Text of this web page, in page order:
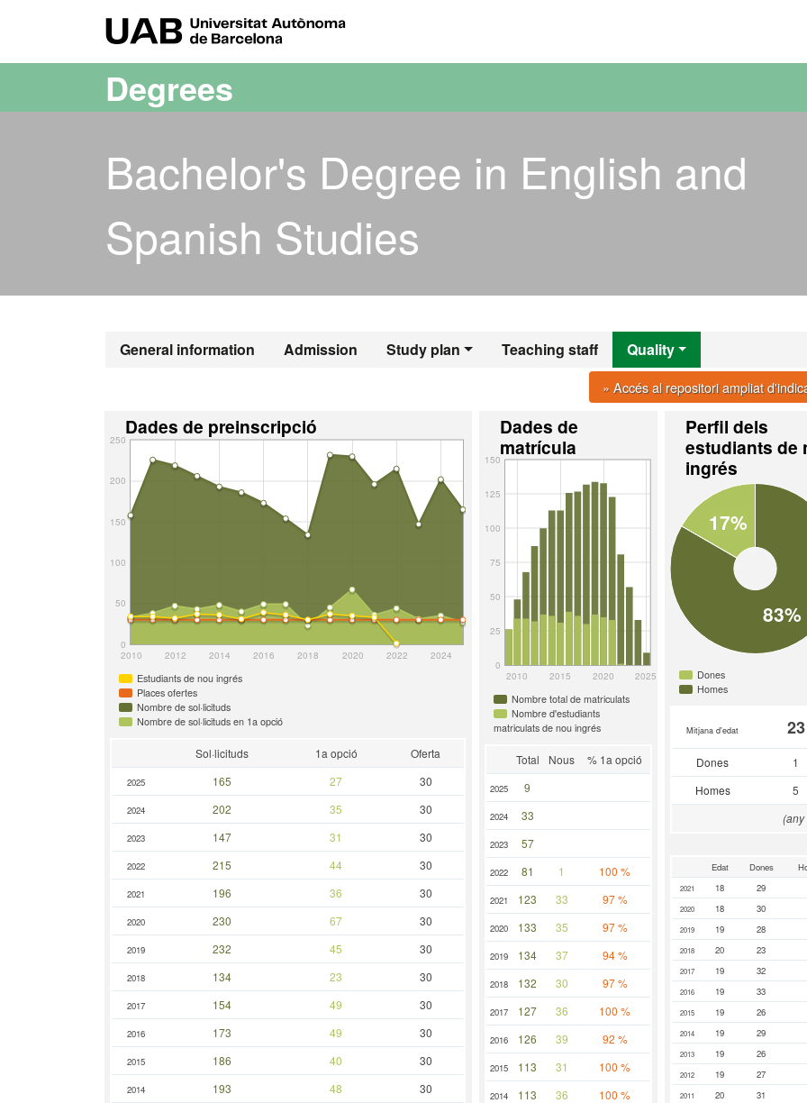
Degrees
Bachelor's Degree in English and
Spanish Studies
General information Admission Study plan Teaching staff Quality
» Accés al repositori ampliat
Perfil dels
estudiants de
ingrés
83%
17%
Dones
Homes
Mitjana d'edat 23
Dones
1
Homes
5
Edat Dones
2021 18 29
2020 18 30
2019 19 28
2018 20 23
2017 19 32
2016 19 33
2015 19 26
2014 19 29
2013 19 26
2012 19 27
2011 20 31
Dades de
matrícula
2010 2015 2020 2025
0
25
50
75
100
125
150
Nombre total de matriculats
Nombre d'estudiants
matriculats de nou ingrés
Total Nous % 1a opció
2025 9
2024 33
2023 57
2022 81 1 100 %
2021 123 33 97 %
2020 133 35 97 %
2019 134 37 94 %
2018 132 30 97 %
2017 127 36 100 %
2016 126 39 92 %
2015 113 31 100 %
2014 113 36 100 %
Dades de preinscripció
2010 2012 2014 2016 2018 2020 2022 2024
0
50
100
150
200
250
Estudiants de nou ingrés
Places ofertes
Nombre de sol·licituds
Nombre de sol·licituds en 1a opció
Sol·licituds 1a opció Oferta
2025 165 27 30
2024 202 35 30
2023 147 31 30
2022 215 44 30
2021 196 36 30
2020 230 67 30
2019 232 45 30
2018 134 23 30
2017 154 49 30
2016 173 49 30
2015 186 40 30
2014 193 48 30